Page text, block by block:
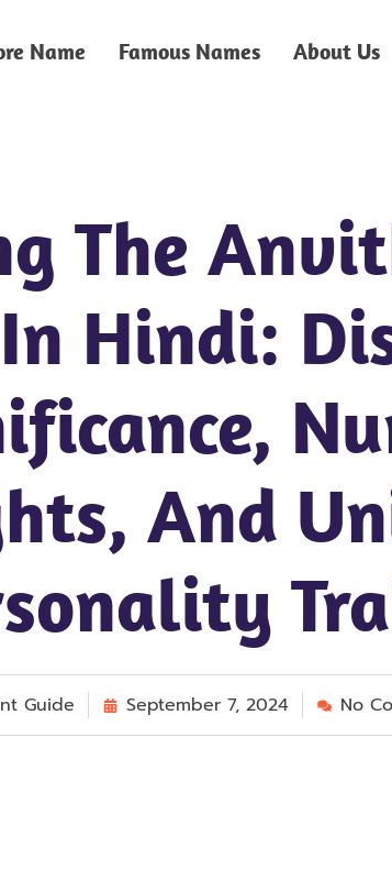
Name Famous Names About Us
The
Hindi:
And
Guide September 7, 2024 No